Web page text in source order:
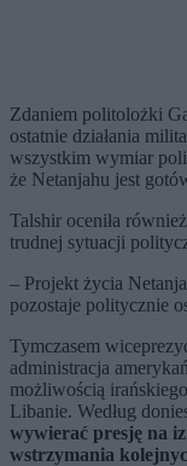
Zdaniem politolożki
ostatnie działania
wszystkim wymiar
że Netanjahu jest
Talshir oceniła
trudnej sytuacji
– Projekt życia
pozostaje politycznie
Tymczasem
administracja
możliwością
Libanie. Według
wywierać presję na
wstrzymania